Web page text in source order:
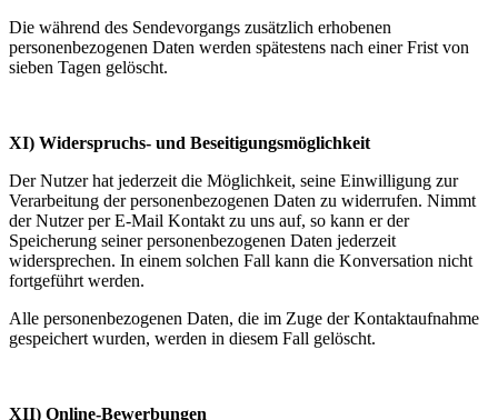
Die während des Sendevorgangs zusätzlich erhobenen
personenbezogenen Daten werden spätestens nach einer Frist von
sieben Tagen gelöscht.
XI) Widerspruchs- und Beseitigungsmöglichkeit
Der Nutzer hat jederzeit die Möglichkeit, seine Einwilligung zur
Verarbeitung der personenbezogenen Daten zu widerrufen. Nimmt
der Nutzer per E-Mail Kontakt zu uns auf, so kann er der
Speicherung seiner personenbezogenen Daten jederzeit
widersprechen. In einem solchen Fall kann die Konversation nicht
fortgeführt werden.
Alle personenbezogenen Daten, die im Zuge der Kontaktaufnahme
gespeichert wurden, werden in diesem Fall gelöscht.
XII) Online-Bewerbungen